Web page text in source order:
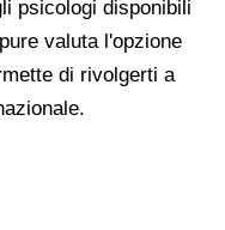
psicologi disponibili
valuta l'opzione
di rivolgerti a